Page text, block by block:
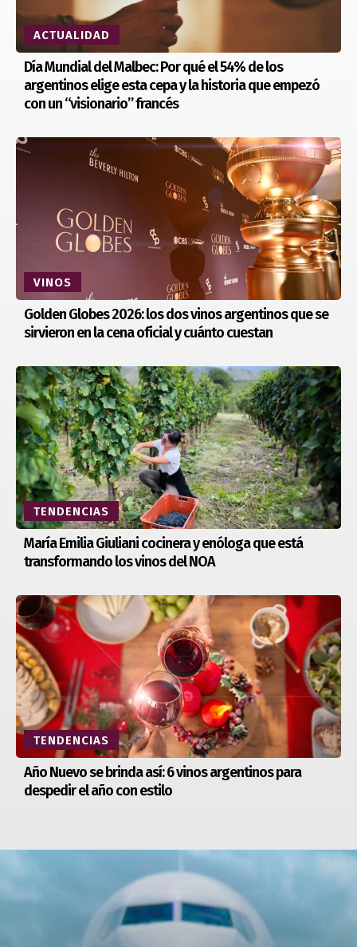
ACTUALIDAD
Día Mundial del Malbec: Por qué el 54% de los
argentinos elige esta cepa y la historia que empezó
con un “visionario” francés
VINOS
Golden Globes 2026: los dos vinos argentinos que se
sirvieron en la cena oficial y cuánto cuestan
TENDENCIAS
María Emilia Giuliani cocinera y enóloga que está
transformando los vinos del NOA
TENDENCIAS
Año Nuevo se brinda así: 6 vinos argentinos para
despedir el año con estilo